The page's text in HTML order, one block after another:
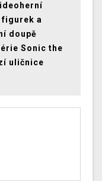
figurek a
doupě
Sonic the
uličnice